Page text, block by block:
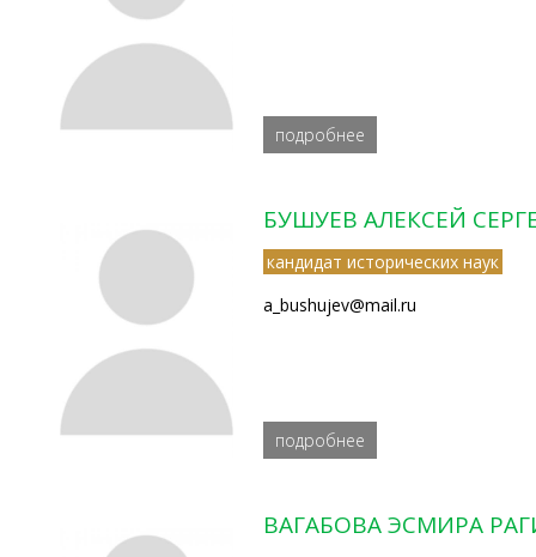
подробнее
БУШУЕВ АЛЕКСЕЙ
кандидат исторических наук
a_bushujev@mail.ru
подробнее
ВАГАБОВА ЭСМИРА